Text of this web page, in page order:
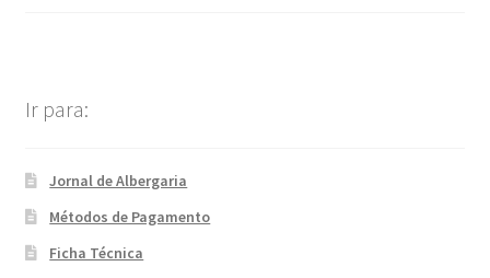
Ir para:
Jornal de Albergaria
Métodos de Pagamento
Ficha Técnica